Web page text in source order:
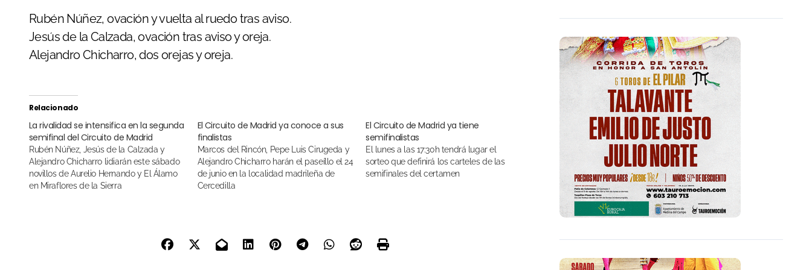
Rubén Núñez, ovación y vuelta al ruedo tras aviso.
Jesús de la Calzada, ovación tras aviso y oreja.
Alejandro Chicharro, dos orejas y oreja.
Relacionado
La rivalidad se intensifica en la segunda
semifinal del Circuito de Madrid
Rubén Núñez, Jesús de la Calzada y
Alejandro Chicharro lidiarán este sábado
novillos de Aurelio Hernando y El Álamo
en Miraflores de la Sierra
El Circuito de Madrid ya conoce a sus
finalistas
Marcos del Rincón, Pepe Luis Cirugeda y
Alejandro Chicharro harán el paseíllo el 24
de junio en la localidad madrileña de
Cercedilla
El Circuito de Madrid ya tiene
semifinalistas
El lunes a las 17:30h tendrá lugar el
sorteo que definirá los carteles de las
semifinales del certamen